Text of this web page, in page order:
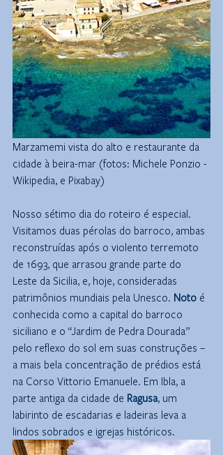
Marzamemi vista do alto e restaurante da
cidade à beira-mar (fotos: Michele Ponzio -
Wikipedia, e Pixabay)
Nosso sétimo dia do roteiro é especial.
Visitamos duas pérolas do barroco, ambas
reconstruídas após o violento terremoto
de 1693, que arrasou grande parte do
Leste da Sicilia, e, hoje, consideradas
patrimônios mundiais pela Unesco. Noto é
conhecida como a capital do barroco
siciliano e o “Jardim de Pedra Dourada”
pelo reflexo do sol em suas construções –
a mais bela concentração de prédios está
na Corso Vittorio Emanuele. Em Ibla, a
parte antiga da cidade de Ragusa, um
labirinto de escadarias e ladeiras leva a
lindos sobrados e igrejas históricos.